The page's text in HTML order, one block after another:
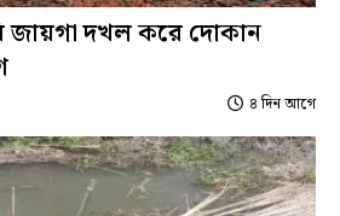
জায়গা দখল করে দোকান
৪ দিন আগে